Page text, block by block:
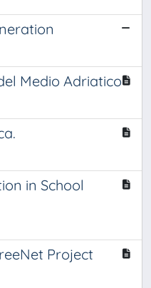
Medio Adriatico
in School
Project